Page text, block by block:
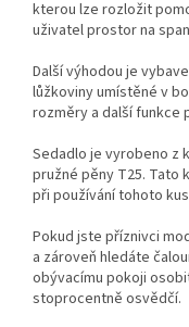
kterou lze rozložit
uživatel prostor na
Další výhodou je
lůžkoviny umístěné v
rozměry a další funkce
Sedadlo je vyrobeno z
pružné pěny T25. Tato
při používání tohoto
Pokud jste příznivci
a zároveň hledáte
obývacímu pokoji
stoprocentně osvědčí.